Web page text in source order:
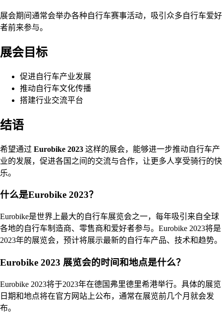
展会期间通常会举办各种自行车赛事活动，吸引众多自行车爱好
者前来参与。
展会目标
促进自行车产业发展
推动自行车文化传播
搭建行业交流平台
结语
希望通过 Eurobike 2023 这样的展会，能够进一步推动自行车产
业的发展，促进各国之间的交流与合作，让更多人享受骑行的快
乐。
什么是Eurobike 2023？
Eurobike是世界上最大的自行车展览会之一，每年吸引来自全球
各地的自行车制造商、零售商和爱好者参与。Eurobike 2023将是
2023年的展览会，预计将展示最新的自行车产品、技术和趋势。
Eurobike 2023 展览会的时间和地点是什么？
Eurobike 2023将于2023年在德国弗里德里希港举行。具体的展览
日期和地点将在官方网站上公布，通常在展览前几个月就会发
布。